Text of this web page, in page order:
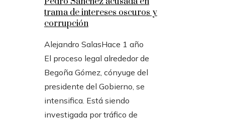
trama de intereses oscuros y
corrupción
Alejandro SalasHace 1 año
El proceso legal alrededor de
Begoña Gómez, cónyuge del
presidente del Gobierno, se
intensifica. Está siendo
investigada por tráfico de